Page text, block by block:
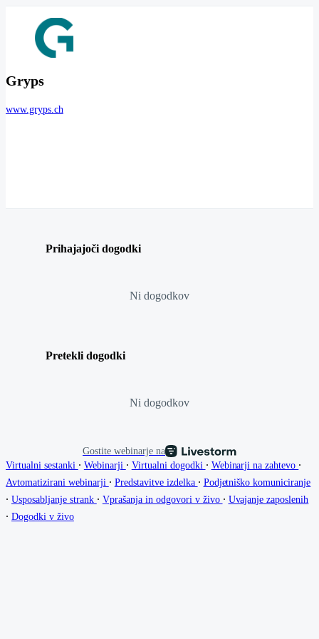
Gryps
www.gryps.ch
Prihajajoči dogodki
Ni dogodkov
Pretekli dogodki
Ni dogodkov
Gostite webinarje na
Virtualni sestanki ∙ Webinarji ∙ Virtualni dogodki ∙ Webinarji na zahtevo ∙
Avtomatizirani webinarji ∙ Predstavitve izdelka ∙ Podjetniško komuniciranje
∙ Usposabljanje strank ∙ Vprašanja in odgovori v živo ∙ Uvajanje zaposlenih
∙ Dogodki v živo